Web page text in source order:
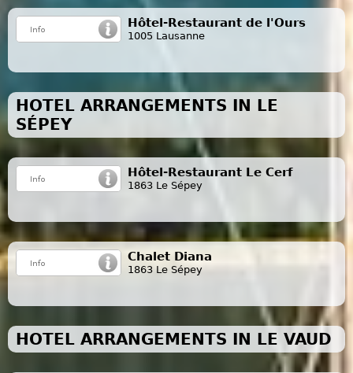
Hôtel-Restaurant de l'Ours
1005 Lausanne
HOTEL ARRANGEMENTS IN LE
SÉPEY
Hôtel-Restaurant Le Cerf
1863 Le Sépey
Chalet Diana
1863 Le Sépey
HOTEL ARRANGEMENTS IN LE VAUD